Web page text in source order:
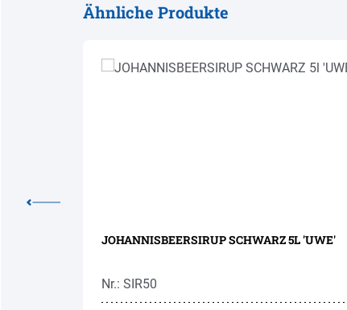
Ähnliche Produkte
JOHANNISBEERSIRUP SCHWARZ 5L 'UWE'
Nr.: SIR50